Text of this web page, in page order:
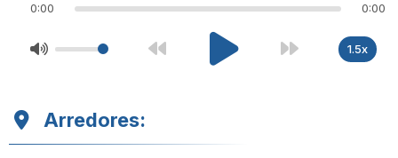
0:00 0:00
1.5x
Arredores: